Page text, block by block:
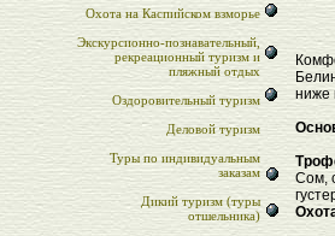
ниже
Сом,
Охота на Каспийском взморье
Экскурсионно-познавательный,
рекреационный туризм и
пляжный отдых
Оздоровительный туризм
Деловой туризм
Туры по индивидуальным
заказам
Дикий туризм (туры
отшельника)